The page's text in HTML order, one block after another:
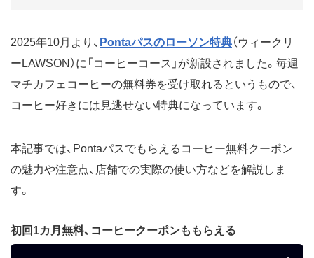
2025年10月より、 Pontaパスのローソン特典（ウィークリ
ーLAWSON）に「コーヒーコース」が新設されました。毎週
マチカフェコーヒーの無料券を受け取れるというもので、
コーヒー好きには見逃せない特典になっています。
本記事では、Pontaパスでもらえるコーヒー無料クーポン
の魅力や注意点、店舗での実際の使い方などを解説しま
す。
初回1カ月無料、コーヒークーポンももらえる